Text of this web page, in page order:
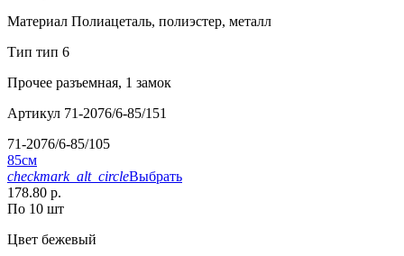
Материал Полиацеталь, полиэстер, металл
Тип тип 6
Прочее разъемная, 1 замок
Артикул 71-2076/6-85/151
71-2076/6-85/105
85см
checkmark_alt_circleВыбрать
178.80 р.
По 10 шт
Цвет бежевый